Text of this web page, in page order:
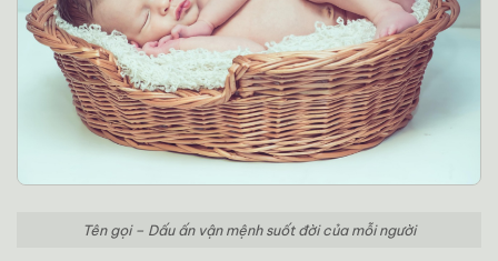
Tên gọi – Dấu ấn vận mệnh suốt đời của mỗi người